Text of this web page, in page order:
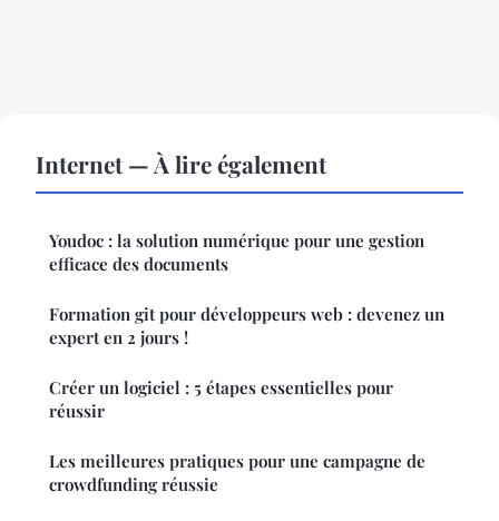
Internet — À lire également
Youdoc : la solution numérique pour une gestion
efficace des documents
Formation git pour développeurs web : devenez un
expert en 2 jours !
Créer un logiciel : 5 étapes essentielles pour
réussir
Les meilleures pratiques pour une campagne de
crowdfunding réussie